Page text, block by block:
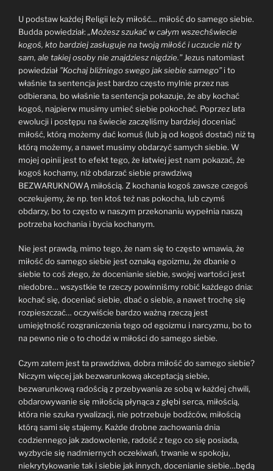
U podstaw każdej Religii leży miłość… miłość do samego siebie.
Budda powiedział: „Możesz szukać w całym wszechświecie
kogoś, kto bardziej zasługuje na twoją miłość i uczucie niż ty
sam, ale takiej osoby nie znajdziesz nigdzie.”Jezus natomiast
powiedział ”Kochaj bliźniego swego jak siebie samego”i to
właśnie ta sentencja jest bardzo często mylnie przez nas
odbierana, bo właśnie ta sentencja pokazuje, że aby kochać
kogoś, najpierw musimy umieć siebie pokochać. Poprzez lata
ewolucji i postępu na świecie zaczęliśmy bardziej doceniać
miłość, którą możemy dać komuś (lub ją od kogoś dostać) niż tą
którą możemy, a nawet musimy obdarzyć samych siebie. W
mojej opinii jest to efekt tego, że łatwiej jest nam pokazać, że
kogoś kochamy, niż obdarzać siebie prawdziwą
BEZWARUKNOWĄ miłością. Z kochania kogoś zawsze czegoś
oczekujemy, że np. ten ktoś też nas pokocha, lub czymś
obdarzy, bo to często w naszym przekonaniu wypełnia naszą
potrzeba kochania i bycia kochanym.
Nie jest prawdą, mimo tego, że nam się to często wmawia, że
miłość do samego siebie jest oznaką egoizmu, że dbanie o
siebie to coś złego, że docenianie siebie, swojej wartości jest
niedobre… wszystkie te rzeczy powinniśmy robić każdego dnia:
kochać się, doceniać siebie, dbać o siebie, a nawet trochę się
rozpieszczać… oczywiście bardzo ważną rzeczą jest
umiejętność rozgraniczenia tego od egoizmu i narcyzmu, bo to
na pewno nie o to chodzi w miłości do samego siebie.
Czym zatem jest ta prawdziwa, dobra miłość do samego siebie?
Niczym więcej jak bezwarunkową akceptacją siebie,
bezwarunkową radością z przebywania ze sobą w każdej chwili,
obdarowywanie się miłością płynąca z głębi serca, miłością,
która nie szuka rywalizacji, nie potrzebuje bodźców, miłością
którą sami się stajemy. Każde drobne zachowania dnia
codziennego jak zadowolenie, radość z tego co się posiada,
wyzbycie się nadmiernych oczekiwań, trwanie w spokoju,
niekrytykowanie tak i siebie jak innych, docenianie siebie…będą